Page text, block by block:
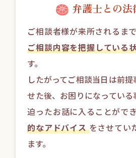
弁護士との法
ご相談者様が来所されるま
ご相談内容を把握している
す。
したがってご相談当日は前
せた後、お困りになってい
迫ったお話に入ることがで
的なアドバイス をさせてい
ます。